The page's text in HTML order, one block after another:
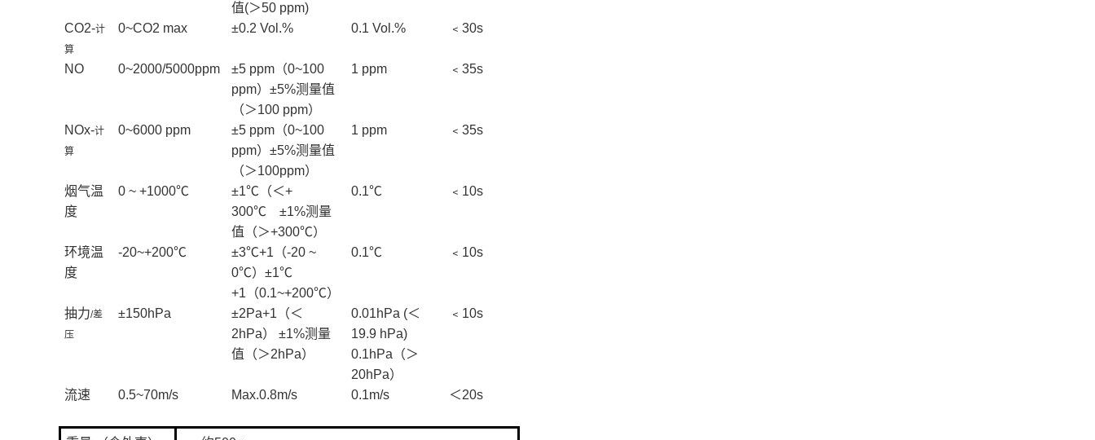
值(＞50 ppm)
CO2-计
算
0~CO2 max ±0.2 Vol.% 0.1 Vol.% ﹤ 30s
NO 0~2000/5000ppm ±5 ppm （0~100
ppm）±5%测量值
（＞100 ppm）
1 ppm ﹤ 35s
NOx-计
算
0~6000 ppm ±5 ppm （0~100
ppm）±5%测量值
（＞100ppm）
1 ppm ﹤ 35s
烟气温
度
0 ~ +1000℃ ±1℃（＜+
300℃ ±1%测量
值（＞+300℃）
0.1℃ ﹤ 10s
环境温
度
-20~+200℃ ±3℃+1 （-20 ~
0℃）±1℃
+1 （0.1~+200℃）
0.1℃ ﹤ 10s
抽力/差
压
±150hPa ±2Pa+1 （＜
2hPa） ±1%测量
值（＞2hPa）
0.01hPa (＜
19.9 hPa)
0.1hPa（＞
20hPa）
﹤ 10s
流速 0.5~70m/s Max.0.8m/s 0.1m/s ＜20s